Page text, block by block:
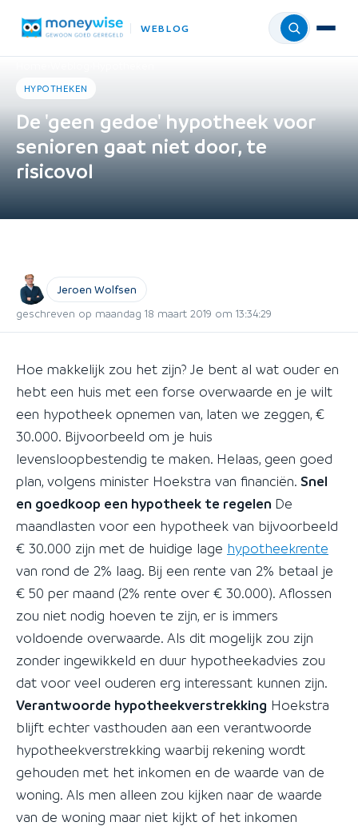
WEBLOG Menu
HYPOTHEKEN
De 'geen gedoe' hypotheek voor
senioren gaat niet door, te
risicovol
Jeroen Wolfsen
geschreven op maandag 18 maart 2019 om 13:34:29
Hoe makkelijk zou het zijn? Je bent al wat ouder en
hebt een huis met een forse overwaarde en je wilt
een hypotheek opnemen van, laten we zeggen, €
30.000. Bijvoorbeeld om je huis
levensloopbestendig te maken. Helaas, geen goed
plan, volgens minister Hoekstra van financiën. Snel
en goedkoop een hypotheek te regelen De
maandlasten voor een hypotheek van bijvoorbeeld
€ 30.000 zijn met de huidige lage hypotheekrente
van rond de 2% laag. Bij een rente van 2% betaal je
€ 50 per maand (2% rente over € 30.000). Aflossen
zou niet nodig hoeven te zijn, er is immers
voldoende overwaarde. Als dit mogelijk zou zijn
zonder ingewikkeld en duur hypotheekadvies zou
dat voor veel ouderen erg interessant kunnen zijn.
Verantwoorde hypotheekverstrekking Hoekstra
blijft echter vasthouden aan een verantwoorde
hypotheekverstrekking waarbij rekening wordt
gehouden met het inkomen en de waarde van de
woning. Als men alleen zou kijken naar de waarde
van de woning maar niet kijkt of het inkomen